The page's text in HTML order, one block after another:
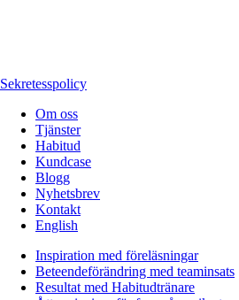
Sekretesspolicy
Om oss
Tjänster
Habitud
Kundcase
Blogg
Nyhetsbrev
Kontakt
English
Inspiration med föreläsningar
Beteendeförändring med teaminsats
Resultat med Habitudtränare